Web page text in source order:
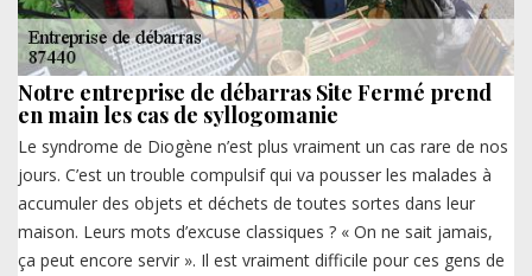
Notre entreprise de débarras Site Fermé prend
en main les cas de syllogomanie
Le syndrome de Diogène n’est plus vraiment un cas rare de nos
jours. C’est un trouble compulsif qui va pousser les malades à
accumuler des objets et déchets de toutes sortes dans leur
maison. Leurs mots d’excuse classiques ? « On ne sait jamais,
ça peut encore servir ». Il est vraiment difficile pour ces gens de